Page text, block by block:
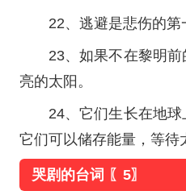
22、逃避是悲伤的第
23、如果不在黎明
亮的太阳。
24、它们生长在地
它们可以储存能量，等待
哭剧的台词 〖5〗